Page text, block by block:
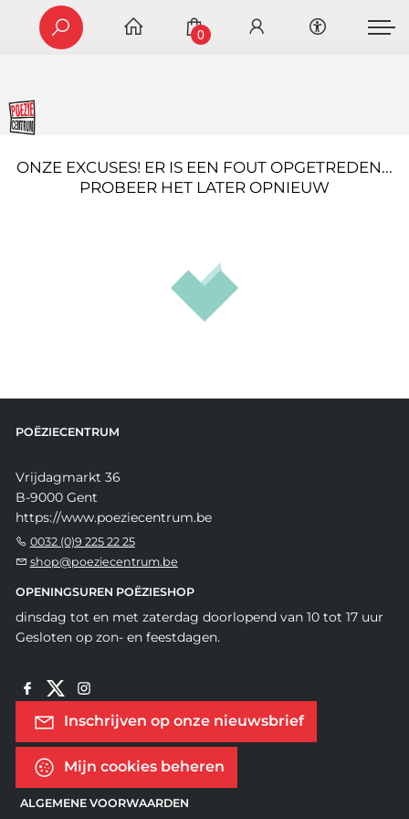
0
ONZE EXCUSES! ER IS EEN FOUT OPGETREDEN...
PROBEER HET LATER OPNIEUW
POËZIECENTRUM
Vrijdagmarkt 36
B-9000 Gent
https://www.poeziecentrum.be
0032 (0)9 225 22 25
shop@poeziecentrum.be
OPENINGSUREN POËZIESHOP
dinsdag tot en met zaterdag doorlopend van 10 tot 17 uur
Gesloten op zon- en feestdagen.
Inschrijven op onze nieuwsbrief
Mijn cookies beheren
ALGEMENE VOORWAARDEN